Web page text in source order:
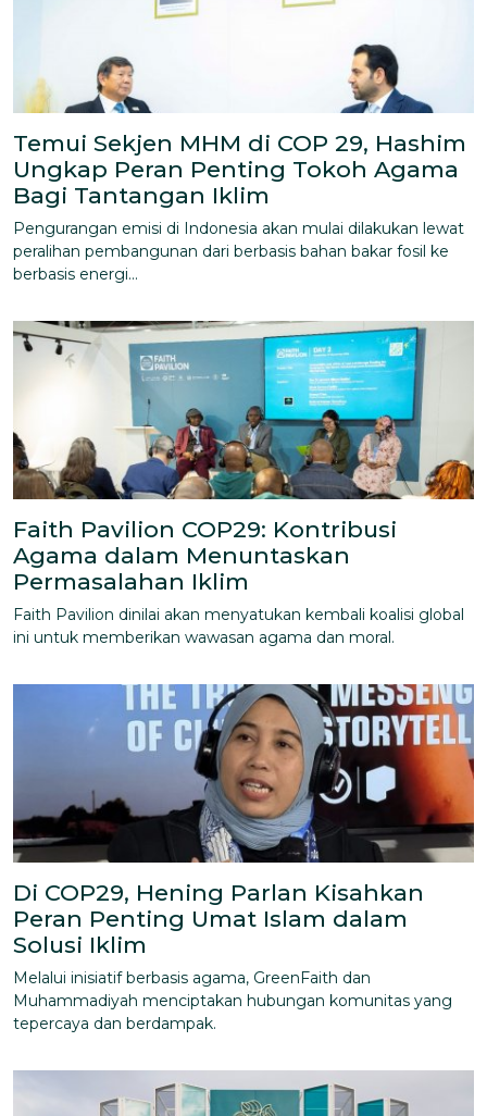
Temui Sekjen MHM di COP 29, Hashim
Ungkap Peran Penting Tokoh Agama
Bagi Tantangan Iklim
Pengurangan emisi di Indonesia akan mulai dilakukan lewat
peralihan pembangunan dari berbasis bahan bakar fosil ke
berbasis energi...
Faith Pavilion COP29: Kontribusi
Agama dalam Menuntaskan
Permasalahan Iklim
Faith Pavilion dinilai akan menyatukan kembali koalisi global
ini untuk memberikan wawasan agama dan moral.
Di COP29, Hening Parlan Kisahkan
Peran Penting Umat Islam dalam
Solusi Iklim
Melalui inisiatif berbasis agama, GreenFaith dan
Muhammadiyah menciptakan hubungan komunitas yang
tepercaya dan berdampak.